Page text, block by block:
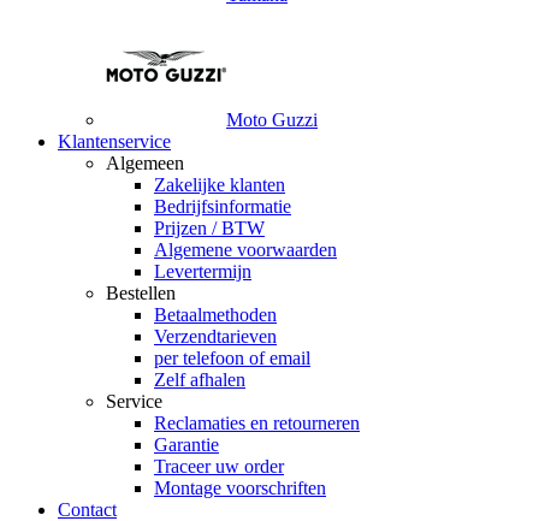
Moto Guzzi
Klantenservice
Algemeen
Zakelijke klanten
Bedrijfsinformatie
Prijzen / BTW
Algemene voorwaarden
Levertermijn
Bestellen
Betaalmethoden
Verzendtarieven
per telefoon of email
Zelf afhalen
Service
Reclamaties en retourneren
Garantie
Traceer uw order
Montage voorschriften
Contact